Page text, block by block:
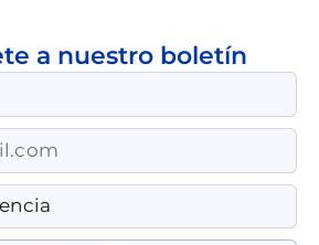
a nuestro boletín